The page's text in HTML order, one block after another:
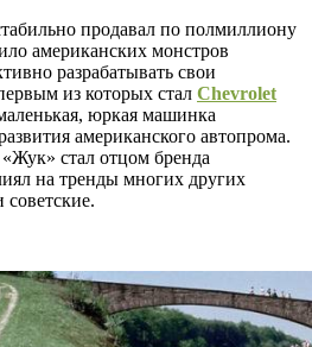
продавал по полмиллиону
американских монстров
разрабатывать свои
из которых стал Chevrolet
юркая машинка
американского автопрома.
стал отцом бренда
на тренды многих других